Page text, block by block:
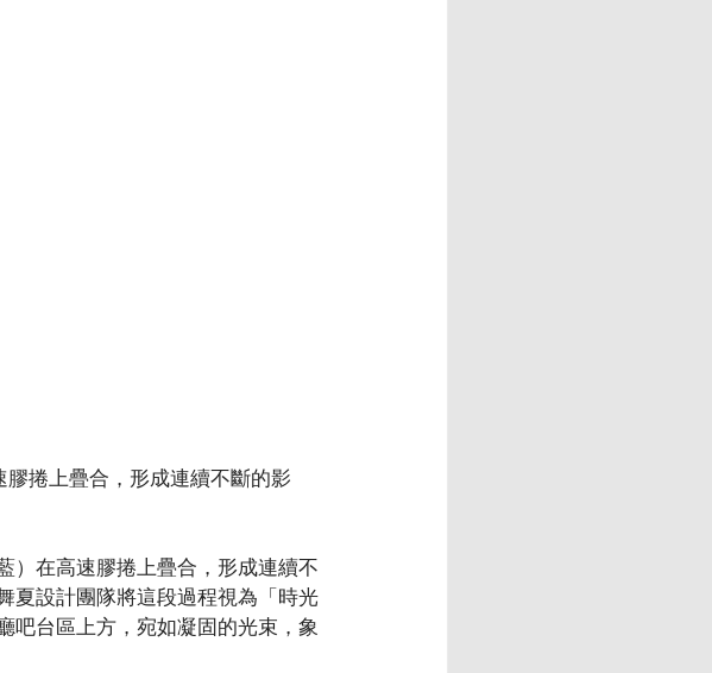
捲上疊合，形成連續不斷的影
）在高速膠捲上疊合，形成連續不
夏設計團隊將這段過程視為「時光
吧台區上方，宛如凝固的光束，象